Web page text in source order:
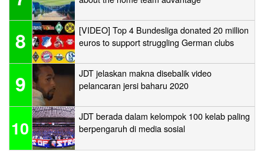
8
[VIDEO] Top 4 Bundesliga donated 20 million
euros to support struggling German clubs
9
JDT jelaskan makna disebalik video
pelancaran jersi baharu 2020
10
JDT berada dalam kelompok 100 kelab paling
berpengaruh di media sosial